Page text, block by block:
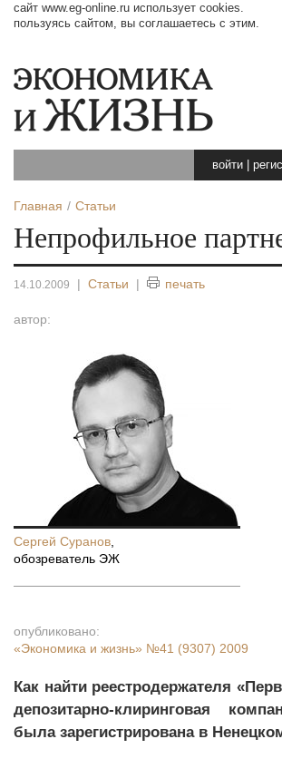
сайт www.eg-online.ru использует cookies.
пользуясь сайтом, вы соглашаетесь с этим.
войти
Главная Статьи
Непрофильное
14.10.2009 | Статьи | печать
автор:
Сергей Суранов
обозреватель ЭЖ
опубликовано:
«Экономика и жизнь» №41 (9307) 2009
Как найти реестродержателя
депозитарно-клиринговая
была зарегистрирована в